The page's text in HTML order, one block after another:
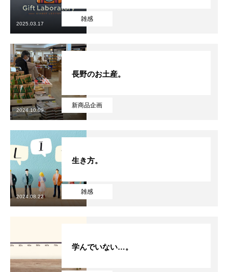
雑感
2025.03.17
新商品企画
長野のお土産。
2024.10.09
雑感
生き方。
2024.08.22
学んでいない…。